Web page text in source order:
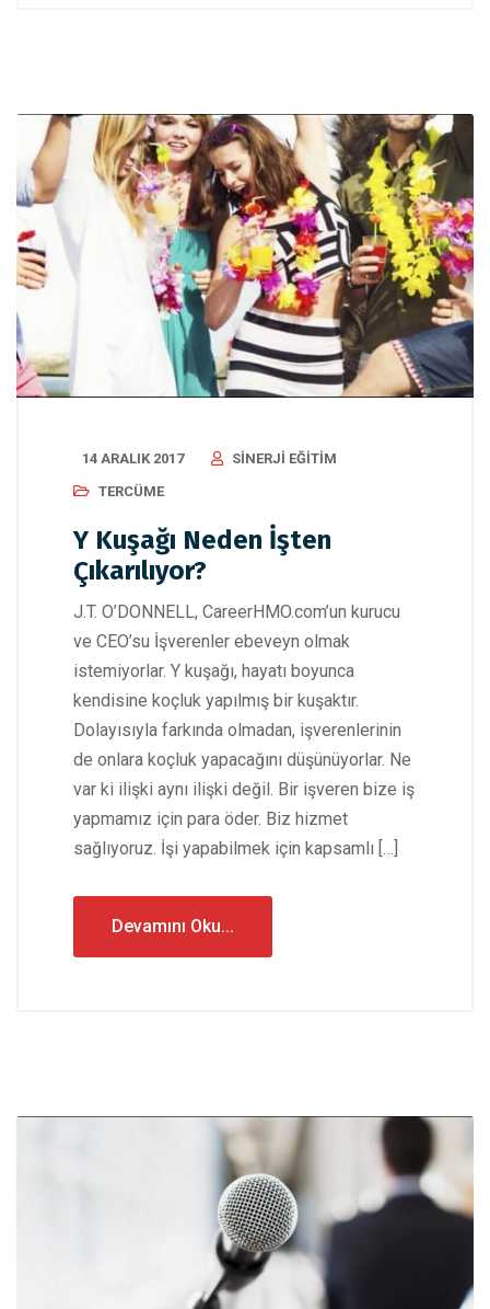
14 ARALIK 2017
SINERJI EĞITIM
TERCÜME
Y Kuşağı Neden İşten
Çıkarılıyor?
J.T. O’DONNELL, CareerHMO.com’un kurucu
ve CEO’su İşverenler ebeveyn olmak
istemiyorlar. Y kuşağı, hayatı boyunca
kendisine koçluk yapılmış bir kuşaktır.
Dolayısıyla farkında olmadan, işverenlerinin
de onlara koçluk yapacağını düşünüyorlar. Ne
var ki ilişki aynı ilişki değil. Bir işveren bize iş
yapmamız için para öder. Biz hizmet
sağlıyoruz. İşi yapabilmek için kapsamlı […]
Devamını Oku...